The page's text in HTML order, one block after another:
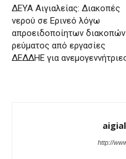
ΔΕΥΑ Αιγιαλείας: Διακοπές
νερού σε Ερινεό λόγω
απροειδοποίητων διακοπών
ρεύματος από εργασίες
ΔΕΔΔΗΕ για
http://